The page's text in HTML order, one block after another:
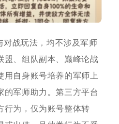
对战玩法，均不涉及军师
盟、组队副本、巅峰论战
用自身账号培养的军师上
的军师助力。第三方平台
行为，仅为账号整体转